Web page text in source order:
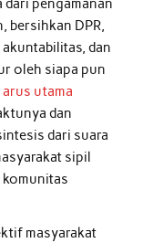
dari pengamanan
bersihkan DPR,
dan
oleh siapa pun
arus utama
dan
dari suara
sipil
komunitas
masyarakat